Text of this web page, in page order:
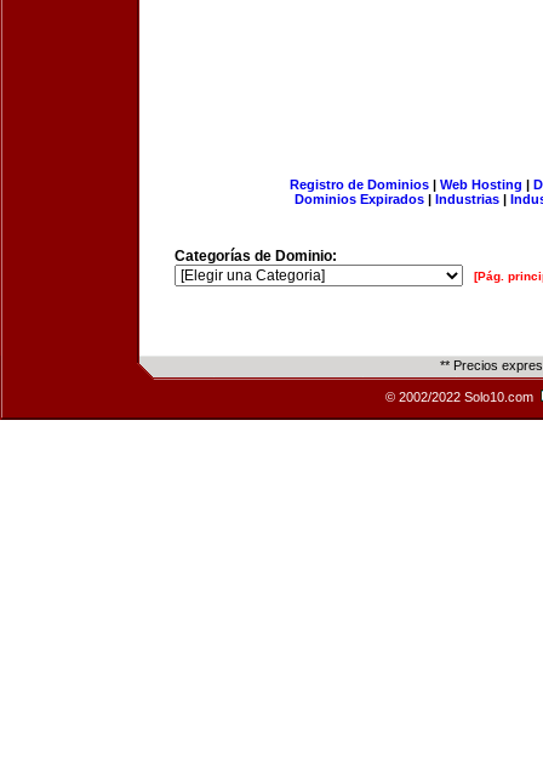
Registro de Dominios| Web Hosting |
Dominios Expirados | Industrias |
Categorías de Dominio:
[Pág.
** Precios
© 2002/2022 Solo10.com